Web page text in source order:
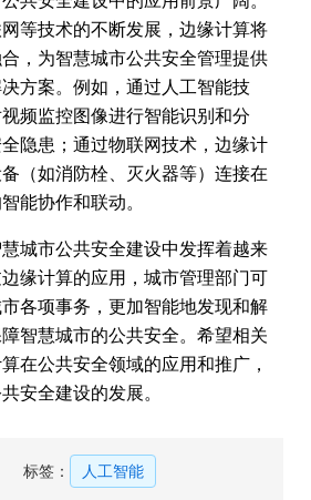
等技术的不断发展，边缘计算将
，为智慧城市公共安全管理提供
方案。例如，通过人工智能技
频监控图像进行智能识别和分
隐患；通过物联网技术，边缘计
（如消防栓、灭火器等）连接在
能协作和联动。
城市公共安全建设中发挥着越来
缘计算的应用，城市管理部门可
各项事务，更加智能地发现和解
智慧城市的公共安全。希望相关
在公共安全领域的应用和推广，
安全建设的发展。
标签： 人工智能